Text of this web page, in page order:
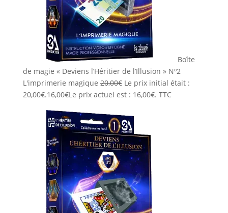
Boîte
de magie « Deviens l’Héritier de l’Illusion » Nº2
L'imprimerie magique 20,00€ Le prix initial était :
20,00€.16,00€Le prix actuel est : 16,00€. TTC